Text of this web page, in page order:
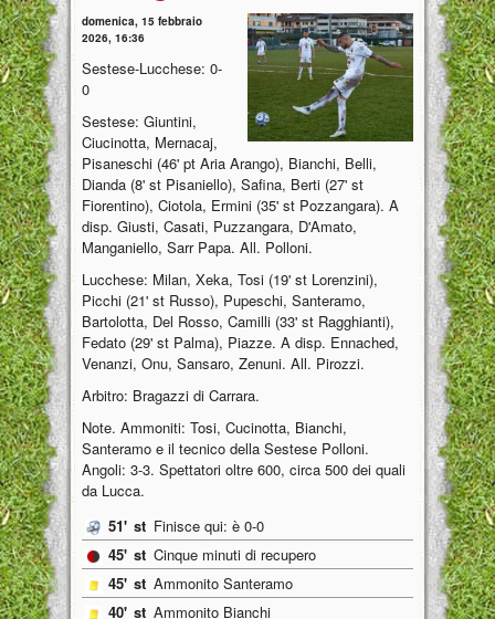
domenica, 15 febbraio
2026, 16:36
Sestese-Lucchese: 0-
0
Sestese: Giuntini,
Ciucinotta, Mernacaj,
Pisaneschi (46' pt Aria Arango), Bianchi, Belli,
Dianda (8' st Pisaniello), Safina, Berti (27' st
Fiorentino), Ciotola, Ermini (35' st Pozzangara). A
disp. Giusti, Casati, Puzzangara, D'Amato,
Manganiello, Sarr Papa. All. Polloni.
Lucchese: Milan, Xeka, Tosi (19' st Lorenzini),
Picchi (21' st Russo), Pupeschi, Santeramo,
Bartolotta, Del Rosso, Camilli (33' st Ragghianti),
Fedato (29' st Palma), Piazze. A disp. Ennached,
Venanzi, Onu, Sansaro, Zenuni. All. Pirozzi.
Arbitro: Bragazzi di Carrara.
Note. Ammoniti: Tosi, Cucinotta, Bianchi,
Santeramo e il tecnico della Sestese Polloni.
Angoli: 3-3. Spettatori oltre 600, circa 500 dei quali
da Lucca.
51' st Finisce qui: è 0-0
45' st Cinque minuti di recupero
45' st Ammonito Santeramo
40' st Ammonito Bianchi